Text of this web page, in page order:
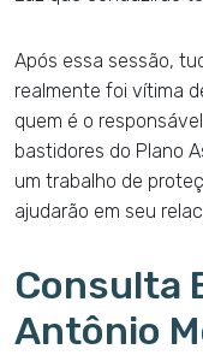
Após essa sessão,
realmente foi vítima
quem é o
bastidores do Plano
um trabalho de
ajudarão em seu
Consulta
Antônio